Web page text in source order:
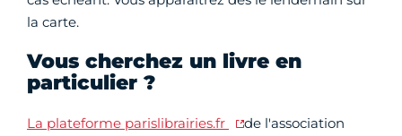
la carte.
Vous cherchez un livre en
particulier ?
La plateforme parislibrairies.fr
de l'association